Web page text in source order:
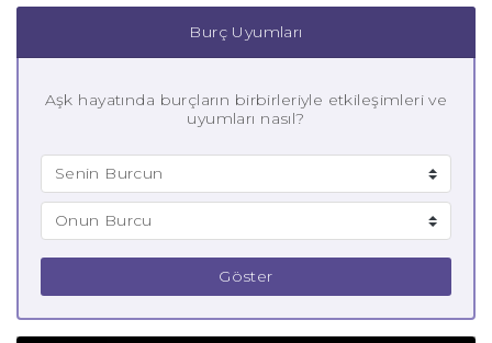
Burç Uyumları
Aşk hayatında burçların birbirleriyle etkileşimleri ve
uyumları nasıl?
Göster